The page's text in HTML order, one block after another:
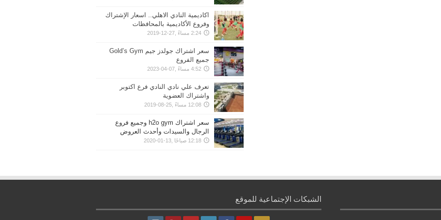
اكاديمية النادي الاهلي.. اسعار الإشتراك
وفروع الأكاديمية بالمحافظات
2:24 مساءً ,27-12-2019
سعر اشتراك جولدز جيم Gold’s Gym
جميع الفروع
4:52 مساءً ,07-04-2023
تعرف علي نادي النادي فرع اكتوبر
واشتراك العضوية
12:08 مساءً ,25-08-2019
سعر اشتراك h2o gym وجميع فروع
الرجال والسيدات وأحدث العروض
12:18 صباحًا ,13-01-2020
الشبكات الإجتماعية للموقع